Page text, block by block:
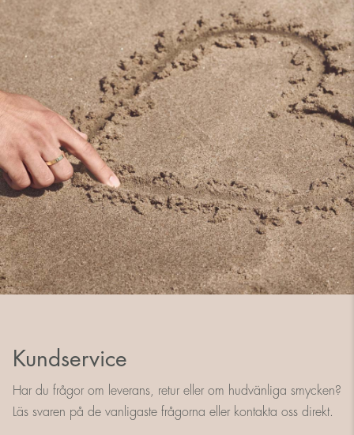
Kundservice
Har du frågor om leverans, retur eller om hudvänliga smycken?
Läs svaren på de vanligaste frågorna eller kontakta oss direkt.